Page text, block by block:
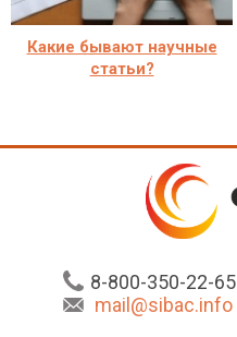
Какие бывают научные
статьи?
8-800-350-22-65
mail@sibac.info